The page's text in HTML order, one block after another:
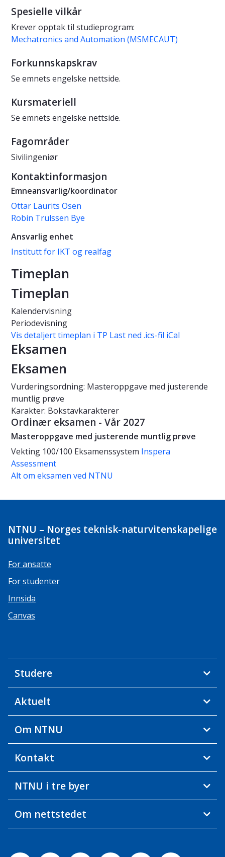
Spesielle vilkår
Krever opptak til studieprogram:
Mechatronics and Automation (MSMECAUT)
Forkunnskapskrav
Se emnets engelske nettside.
Kursmateriell
Se emnets engelske nettside.
Fagområder
Sivilingeniør
Kontaktinformasjon
Emneansvarlig/koordinator
Ottar Laurits Osen
Robin Trulssen Bye
Ansvarlig enhet
Institutt for IKT og realfag
Timeplan
Timeplan
Kalendervisning
Periodevisning
Vis detaljert timeplan i TP Last ned .ics-fil iCal
Eksamen
Eksamen
Vurderingsordning: Masteroppgave med justerende
muntlig prøve
Karakter: Bokstavkarakterer
Ordinær eksamen - Vår 2027
Masteroppgave med justerende muntlig prøve
Vekting 100/100 Eksamenssystem Inspera
Assessment
Alt om eksamen ved NTNU
NTNU – Norges teknisk-naturvitenskapelige
universitet
For ansatte
For studenter
Innsida
Canvas
Studere
Aktuelt
Om NTNU
Kontakt
NTNU i tre byer
Om nettstedet